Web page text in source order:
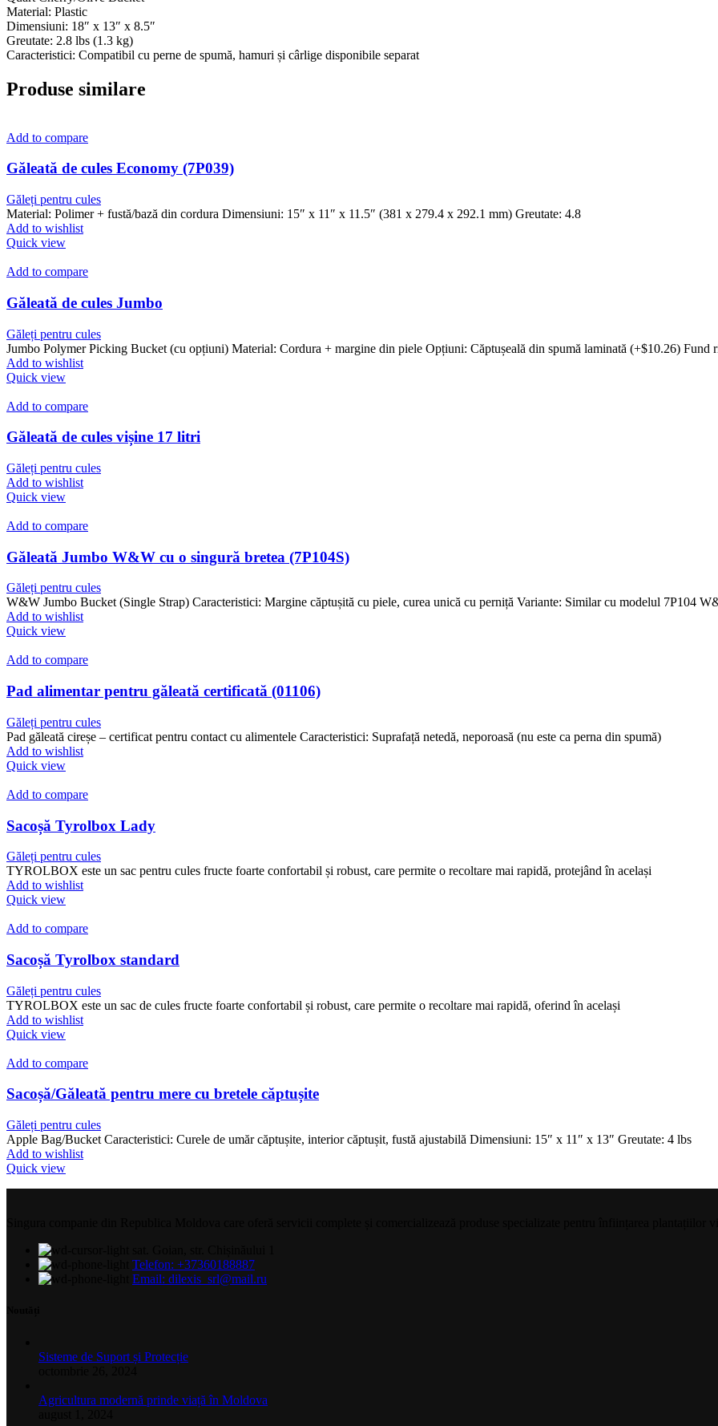
Material: Plastic
Dimensiuni: 18″ x 13″ x 8.5″
Greutate: 2.8 lbs (1.3 kg)
Caracteristici: Compatibil cu perne de spumă, hamuri și cârlige disponibile separat
Produse similare
Add to compare
Găleată de cules Economy (7P039)
Găleți pentru cules
Material: Polimer + fustă/bază din cordura Dimensiuni: 15″ x 11″ x 11.5″ (381 x 279.4 x 292.1 mm) Greutate: 4.8
Add to wishlist
Quick view
Add to compare
Găleată de cules Jumbo
Găleți pentru cules
Jumbo Polymer Picking Bucket (cu opțiuni) Material: Cordura + margine din piele Opțiuni: Căptușeală din spumă laminată (+$10.26) Fund
Add to wishlist
Quick view
Add to compare
Găleată de cules vișine 17 litri
Găleți pentru cules
Add to wishlist
Quick view
Add to compare
Găleată Jumbo W&W cu o singură bretea (7P104S)
Găleți pentru cules
W&W Jumbo Bucket (Single Strap) Caracteristici: Margine căptușită cu piele, curea unică cu perniță Variante: Similar cu modelul 7P104
Add to wishlist
Quick view
Add to compare
Pad alimentar pentru găleată certificată (01106)
Găleți pentru cules
Pad găleată cireșe – certificat pentru contact cu alimentele Caracteristici: Suprafață netedă, neporoasă (nu este ca perna din spumă)
Add to wishlist
Quick view
Add to compare
Sacoșă Tyrolbox Lady
Găleți pentru cules
TYROLBOX este un sac pentru cules fructe foarte confortabil și robust, care permite o recoltare mai rapidă, protejând în același
Add to wishlist
Quick view
Add to compare
Sacoșă Tyrolbox standard
Găleți pentru cules
TYROLBOX este un sac de cules fructe foarte confortabil și robust, care permite o recoltare mai rapidă, oferind în același
Add to wishlist
Quick view
Add to compare
Sacoșă/Găleată pentru mere cu bretele căptușite
Găleți pentru cules
Apple Bag/Bucket Caracteristici: Curele de umăr căptușite, interior căptușit, fustă ajustabilă Dimensiuni: 15″ x 11″ x 13″ Greutate: 4 lbs
Add to wishlist
Quick view
Telefon: +37360188887
Email: dilexis_srl@mail.ru
Sisteme de Suport și Protecție
Agricultura modernă prinde viață în Moldova